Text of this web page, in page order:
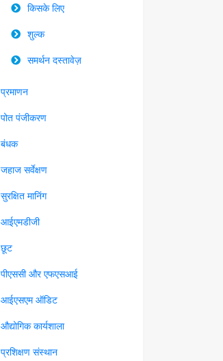
किसके लिए
शुल्क
समर्थन दस्तावेज़
प्रमाणन
पोत पंजीकरण
बंधक
जहाज सर्वेक्षण
सुरक्षित मानिंग
आईएमडीजी
छूट
पीएससी और एफएसआई
आईएसएम ऑडिट
औद्योगिक कार्यशाला
प्रशिक्षण संस्थान